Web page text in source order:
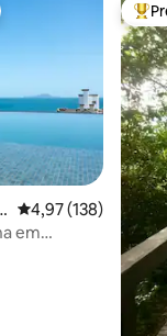
dos hóspedes
4,97 de uma
4,97 (138)
em